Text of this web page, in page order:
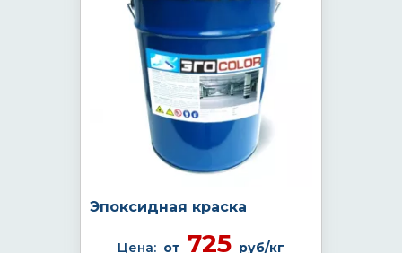
Эпоксидная краска
Цена: от 725 руб/кг